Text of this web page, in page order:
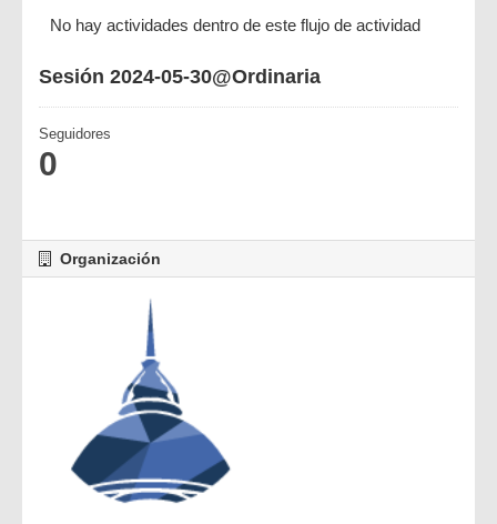
No hay actividades dentro de este flujo de actividad
Sesión 2024-05-30@Ordinaria
Seguidores
0
Organización